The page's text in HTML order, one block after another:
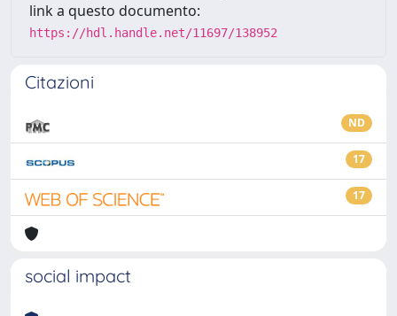
link a questo documento:
https://hdl.handle.net/11697/138952
Citazioni
ND
17
17
social impact